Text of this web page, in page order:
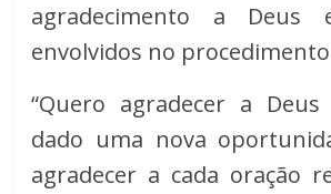
agradecimento a
envolvidos no
“Quero agradecer a
dado uma nova
agradecer a cada oração